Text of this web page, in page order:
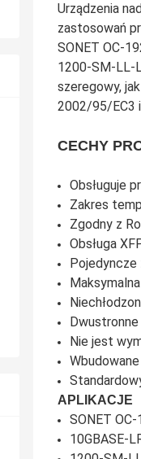
Urządzenia
zastosowań
SONET OC-
1200-SM-LL-
szeregowy,
2002/95/EC3
CECHY
Obsługuje
Zakres
Zgodny z
Obsługa
Pojedyncze
Dwustronne
Nie jest
APLIKACJE
SONET
10GBASE-